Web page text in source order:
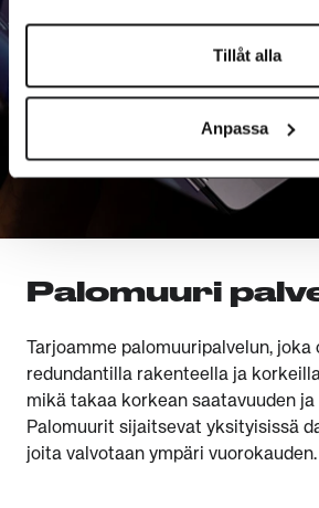
Tillåt alla
Anpassa
Palomuuri
Tarjoamme palomuuripalvelun,
redundantilla rakenteella ja
mikä takaa korkean saatavuuden
Palomuurit sijaitsevat yksityisissä
joita valvotaan ympäri vuorokauden.